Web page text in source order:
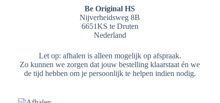
Be Original HS
Nijverheidsweg 8B
6651KS te Druten
Nederland
Let op: afhalen is alleen mogelijk op afspraak.
Zo kunnen we zorgen dat jouw bestelling klaarstaat én we
de tijd hebben om je persoonlijk te helpen indien nodig.